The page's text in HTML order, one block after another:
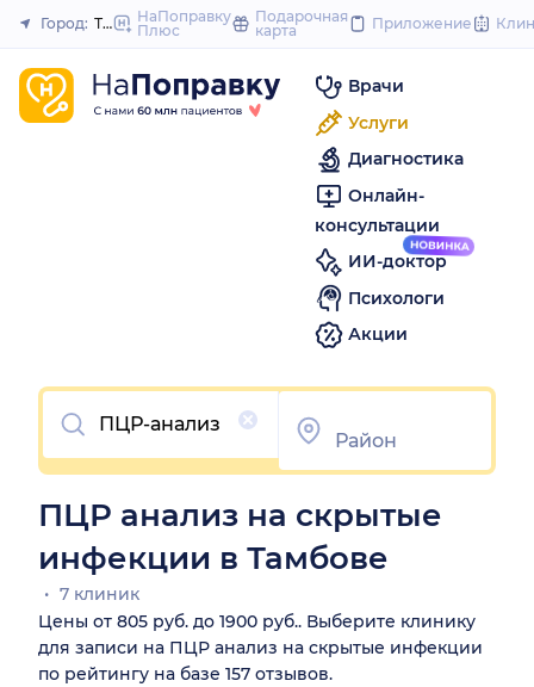
to
Закрыть
Город: ТамбовНаПоправку
Плюс
Подарочная
карта
Приложение
Врачи
Услуги
Диагностика
Онлайн-
консультации
ИИ-доктор
Психологи
Акции
Очистить
ПЦР анализ на скрытые
инфекции в Тамбове
7 клиник
Цены от 805 руб. до 1900 руб.. Выберите клинику
для записи на ПЦР анализ на скрытые инфекции
по рейтингу на базе 157 отзывов.